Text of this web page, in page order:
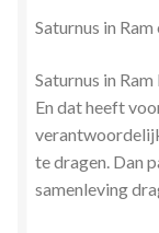
Saturnus in
Saturnus in
En dat heeft
te dragen. Dan
samenleving